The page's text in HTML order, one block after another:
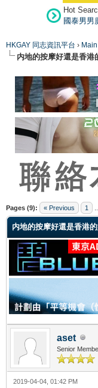
Hot
國泰男男
HKGAY 同志資訊平台 ›
内地的按摩好還是香港
Pages (9): « Previous 1
内地的按摩好還是香港的
aset
Senior
2019-04-04, 01:42 PM